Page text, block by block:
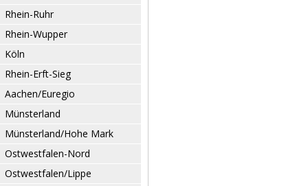
Rhein-Ruhr
Rhein-Wupper
Köln
Rhein-Erft-Sieg
Aachen/Euregio
Münsterland
Münsterland/Hohe Mark
Ostwestfalen-Nord
Ostwestfalen/Lippe